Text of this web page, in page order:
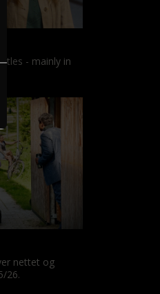
- mainly in
nettet og
26.